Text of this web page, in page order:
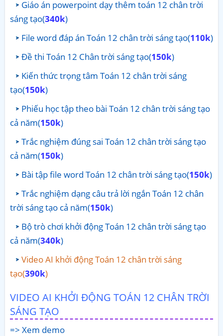
Giáo án powerpoint dạy thêm toán 12 chân trời
sáng tạo(340k)
File word đáp án Toán 12 chân trời sáng tạo(110k)
Đề thi Toán 12 Chân trời sáng tạo(150k)
Kiến thức trọng tâm Toán 12 chân trời sáng
tạo(150k)
Phiếu học tập theo bài Toán 12 chân trời sáng tạo
cả năm(150k)
Trắc nghiệm đúng sai Toán 12 chân trời sáng tạo
cả năm(150k)
Bài tập file word Toán 12 chân trời sáng tạo(150k)
Trắc nghiệm dạng câu trả lời ngắn Toán 12 chân
trời sáng tạo cả năm(150k)
Bộ trò chơi khởi động Toán 12 chân trời sáng tạo
cả năm(340k)
Video AI khởi động Toán 12 chân trời sáng
tạo(390k)
VIDEO AI KHỞI ĐỘNG TOÁN 12 CHÂN TRỜI
SÁNG TẠO
=> Xem demo